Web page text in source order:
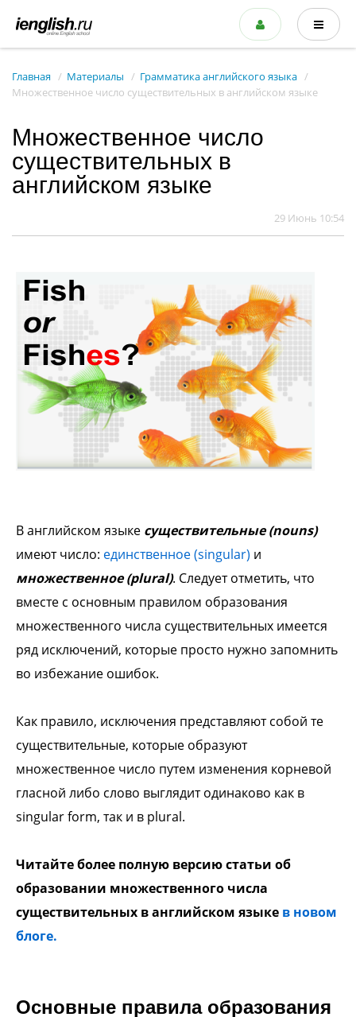
Главная Материалы
Грамматика английского языка
Множественное число существительных в английском языке
Множественное число
существительных в
английском языке
29 Июнь 10:54
В английском языке существительные (nouns)
имеют число: единственное (singular) и
множественное (plural). Следует отметить, что
вместе с основным правилом образования
множественного числа существительных имеется
ряд исключений, которые просто нужно запомнить
во избежание ошибок.
Как правило, исключения представляют собой те
существительные, которые образуют
множественное число путем изменения корневой
гласной либо слово выглядит одинаково как в
singular form, так и в plural.
Читайте более полную версию статьи об
образовании множественного числа
существительных в английском языке в новом
блоге.
Основные правила образования